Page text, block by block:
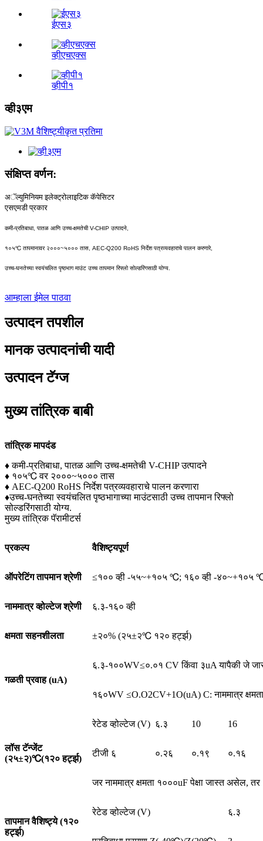
ईएस३
व्हीएचएक्स
व्हीपी१
व्ही३एम
संक्षिप्त वर्णन:
अॅल्युमिनियम इलेक्ट्रोलाइटिक कॅपेसिटर
एसएमडी प्रकार
कमी-प्रतिबाधा, पातळ आणि उच्च-क्षमतेची V-CHIP उत्पादने,
१०५℃ तापमानावर २०००~५००० तास, AEC-Q200 RoHS निर्देश पत्रव्यवहाराचे पालन करणारे,
उच्च-घनतेच्या स्वयंचलित पृष्ठभाग माउंट उच्च तापमान रिफ्लो सोल्डरिंगसाठी योग्य.
आम्हाला ईमेल पाठवा
उत्पादन तपशील
मानक उत्पादनांची यादी
उत्पादन टॅग्ज
मुख्य तांत्रिक बाबी
तांत्रिक मापदंड
♦ कमी-प्रतिबाधा, पातळ आणि उच्च-क्षमतेची V-CHIP उत्पादने
♦ १०५℃ वर २०००~५००० तास
♦ AEC-Q200 RoHS निर्देश पत्रव्यवहाराचे पालन करणारा
♦उच्च-घनतेच्या स्वयंचलित पृष्ठभागाच्या माउंटसाठी उच्च तापमान रिफ्लो
सोल्डरिंगसाठी योग्य.
मुख्य तांत्रिक पॅरामीटर्स
प्रकल्प वैशिष्ट्यपूर्ण
ऑपरेटिंग तापमान श्रेणी ≤१०० व्ही -५५~+१०५ ℃; १६० व्ही -४०~+१०५
नाममात्र व्होल्टेज श्रेणी ६.३-१६० व्ही
क्षमता सहनशीलता ±२०% (२५±२℃ १२० हर्ट्झ)
गळती प्रवाह (uA)
६.३-१००WV≤०.०१ CV किंवा ३uA यापैकी जे
१६०WV ≤O.O2CV+1O(uA) C: नाममात्र
लॉस टॅन्जेंट
(२५±२)℃(१२० हर्ट्झ)
रेटेड व्होल्टेज (V) ६.३ 10 16
टीजी ६ ०.२६ ०.१९ ०.१६
जर नाममात्र क्षमता १०००uF पेक्षा जास्त असेल,
तापमान वैशिष्ट्ये (१२०
हर्ट्झ)
रेटेड व्होल्टेज (V) ६.३